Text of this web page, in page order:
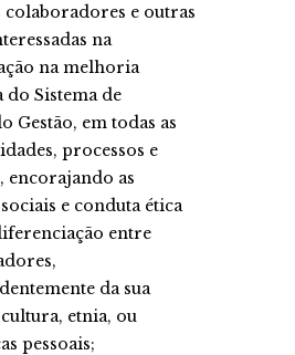
colaboradores e outras
na
na melhoria
do Sistema de
Gestão, em todas as
processos e
encorajando as
e conduta ética
entre
da sua
etnia, ou
pessoais;